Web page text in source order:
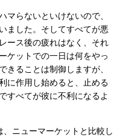
らないといけないので、
ました。そしてすべてが悪
ース後の疲れはなく、それ
ケットでの一日は何をやっ
きることは制御しますが、
に作用し始めると、止める
すべてが彼に不利になるよ
ニューマーケットと比較し